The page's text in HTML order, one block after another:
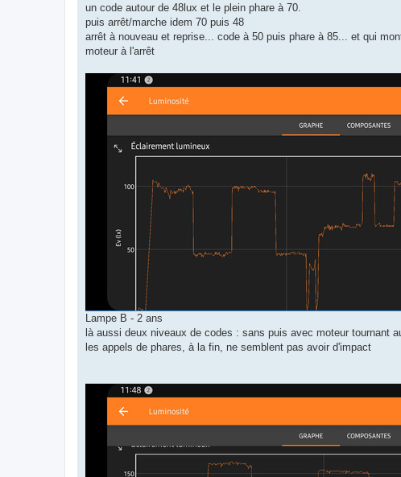
un code autour de 48lux et le plein phare à 70.
puis arrêt/marche idem 70 puis 48
arrêt à nouveau et reprise... code à 50 puis phare à 85... et qui
moteur à l'arrêt
Lampe B - 2 ans
là aussi deux niveaux de codes : sans puis avec moteur tournant
les appels de phares, à la fin, ne semblent pas avoir d'impact